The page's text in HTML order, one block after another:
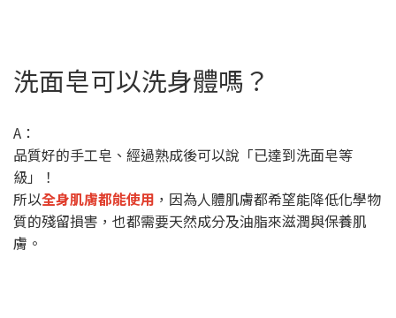
洗面皂可以洗身體嗎？
A：
品質好的手工皂、經過熟成後可以說「已達到洗面皂等
級」！
所以全身肌膚都能使用 ，因為人體肌膚都希望能降低化學物
質的殘留損害，也都需要天然成分及油脂來滋潤與保養肌
膚。